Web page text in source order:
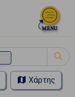
Χάρτης